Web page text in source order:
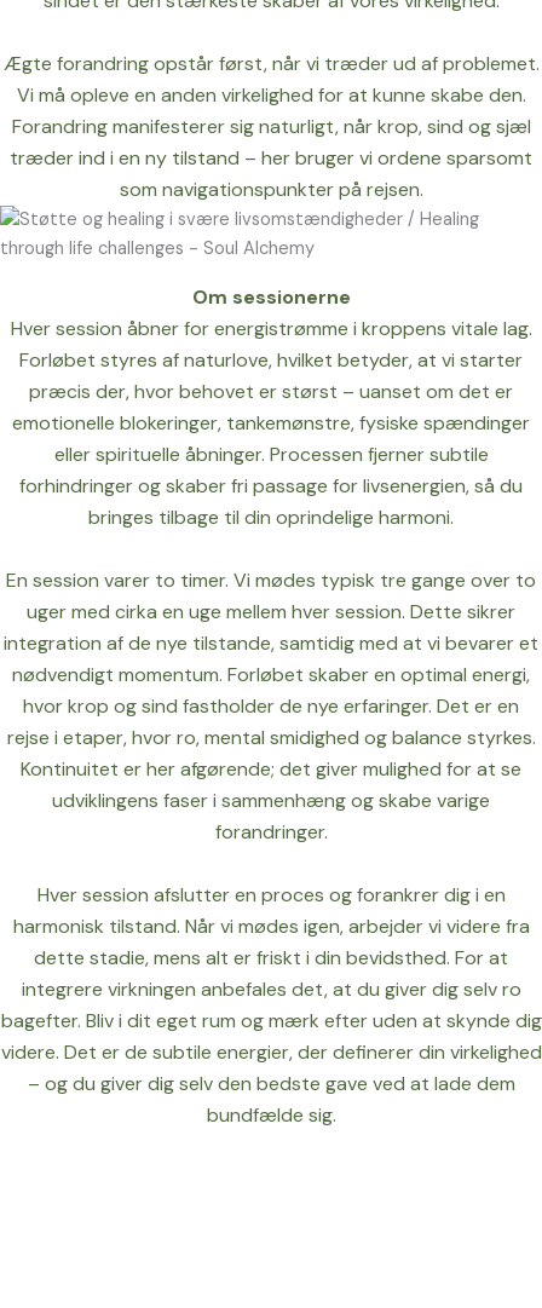
Ægte forandring opstår først, når vi træder ud af problemet.
Vi må opleve en anden virkelighed for at kunne skabe den.
Forandring manifesterer sig naturligt, når krop, sind og sjæl
træder ind i en ny tilstand – her bruger vi ordene sparsomt
som navigationspunkter på rejsen.
Om sessionerne
Hver session åbner for energistrømme i kroppens vitale lag.
Forløbet styres af naturlove, hvilket betyder, at vi starter
præcis der, hvor behovet er størst – uanset om det er
emotionelle blokeringer, tankemønstre, fysiske spændinger
eller spirituelle åbninger. Processen fjerner subtile
forhindringer og skaber fri passage for livsenergien, så du
bringes tilbage til din oprindelige harmoni.
En session varer to timer. Vi mødes typisk tre gange over to
uger med cirka en uge mellem hver session. Dette sikrer
integration af de nye tilstande, samtidig med at vi bevarer et
nødvendigt momentum. Forløbet skaber en optimal energi,
hvor krop og sind fastholder de nye erfaringer. Det er en
rejse i etaper, hvor ro, mental smidighed og balance styrkes.
Kontinuitet er her afgørende; det giver mulighed for at se
udviklingens faser i sammenhæng og skabe varige
forandringer.
Hver session afslutter en proces og forankrer dig i en
harmonisk tilstand. Når vi mødes igen, arbejder vi videre fra
dette stadie, mens alt er friskt i din bevidsthed. For at
integrere virkningen anbefales det, at du giver dig selv ro
bagefter. Bliv i dit eget rum og mærk efter uden at skynde dig
videre. Det er de subtile energier, der definerer din virkelighed
– og du giver dig selv den bedste gave ved at lade dem
bundfælde sig.